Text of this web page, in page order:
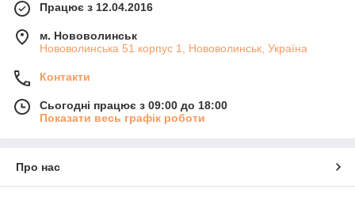
Працює з 12.04.2016
м. Нововолинськ
Нововолинська 51 корпус 1, Нововолинськ, Україна
Контакти
Сьогодні працює з 09:00 до 18:00
Показати весь графік роботи
Про нас